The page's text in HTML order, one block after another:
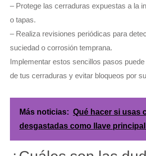
– Protege las cerraduras expuestas a la
o tapas.
– Realiza revisiones periódicas para
suciedad o corrosión temprana.
Implementar estos sencillos pasos
de tus cerraduras y evitar bloqueos por
Más noticias: Qué hacer si usas
desgastadas como llave